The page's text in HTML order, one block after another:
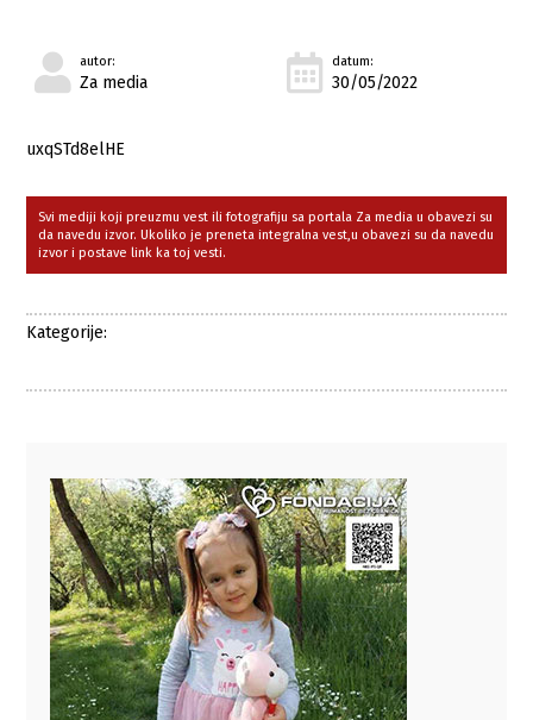
autor:
Za media
datum:
30/05/2022
uxqSTd8elHE
Svi mediji koji preuzmu vest ili fotografiju sa portala Za media u obavezi su
da navedu izvor. Ukoliko je preneta integralna vest,u obavezi su da navedu
izvor i postave link ka toj vesti.
Kategorije: